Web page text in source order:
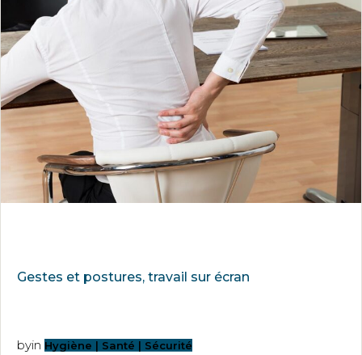
Gestes et postures, travail sur écran
byin Hygiène | Santé | Sécurité